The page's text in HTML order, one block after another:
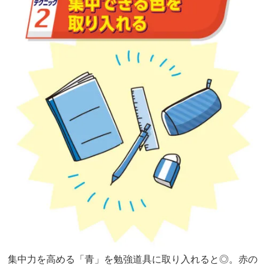
集中力を高める「青」を勉強道具に取り入れると◎。赤の